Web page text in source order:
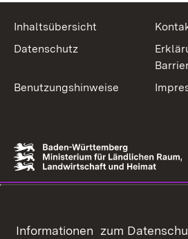
Inhaltsübersicht
Datenschutz
Benutzungshinweise
Informationen zum